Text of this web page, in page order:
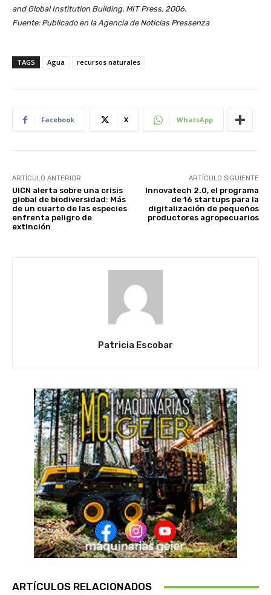
and Global Institution Building. MIT Press, 2006.
Fuente: Publicado en la Agencia de Noticias Pressenza
TAGS Agua recursos naturales
Facebook X WhatsApp
ARTÍCULO ANTERIOR
UICN alerta sobre una crisis
global de biodiversidad: Más
de un cuarto de las especies
enfrenta peligro de
extinción
ARTÍCULO SIGUIENTE
Innovatech 2.0, el programa
de 16 startups para la
digitalización de pequeños
productores agropecuarios
Patricia Escobar
ARTÍCULOS RELACIONADOS